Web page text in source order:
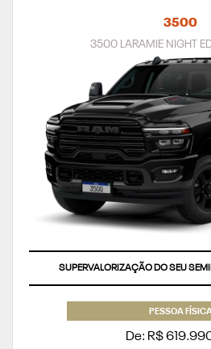
3500
3500 LARAMIE NIGHT
SUPERVALORIZAÇÃO DO SEU
PESSOA
De: R$